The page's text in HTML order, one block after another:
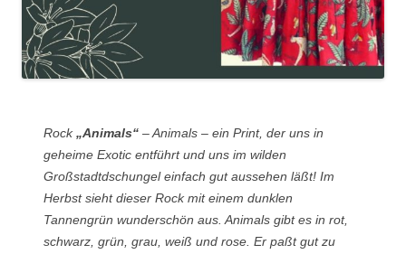
Rock„Animals“ – Animals – ein Print, der uns in
geheime Exotic entführt und uns im wilden
Großstadtdschungel einfach gut aussehen läßt! Im
Herbst sieht dieser Rock mit einem dunklen
Tannengrün wunderschön aus. Animals gibt es in rot,
schwarz, grün, grau, weiß und rose. Er paßt gut zu